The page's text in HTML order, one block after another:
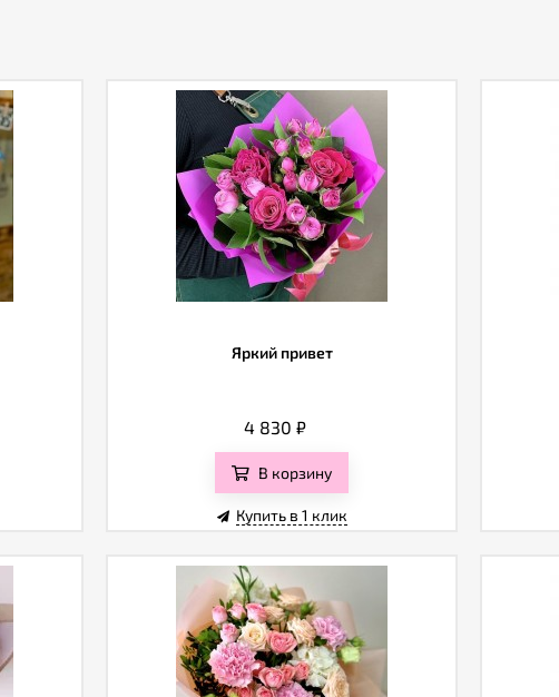
Яркий привет
4 830 ₽
В корзину
Купить в 1 клик